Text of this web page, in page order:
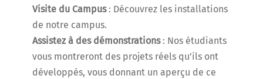
Visite du Campus: Découvrez les installations
de notre campus.
Assistez à des démonstrations: Nos étudiants
vous montreront des projets réels qu’ils ont
développés, vous donnant un aperçu de ce